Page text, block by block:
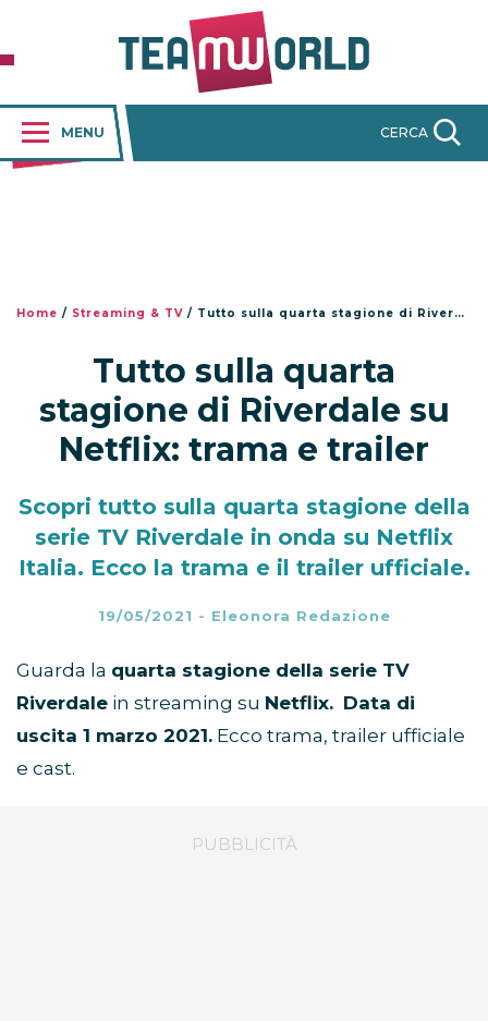
MENU CERCA
Home / Streaming & TV / Tutto sulla quarta stagione di Riverdale su Netflix: trama e trailer
Tutto sulla quarta
stagione di Riverdale su
Netflix: trama e trailer
Scopri tutto sulla quarta stagione della
serie TV Riverdale in onda su Netflix
Italia. Ecco la trama e il trailer ufficiale.
19/05/2021 - Eleonora Redazione
Guarda la quarta stagione della serie TV
Riverdale in streaming su Netflix. Data di
uscita 1 marzo 2021. Ecco trama, trailer ufficiale
e cast.